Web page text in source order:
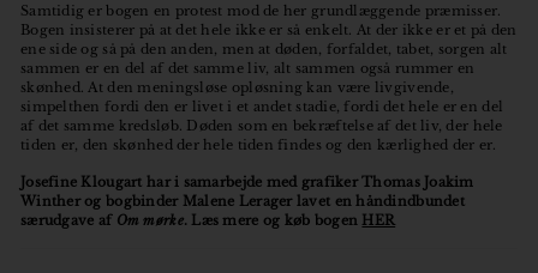
Samtidig er bogen en protest mod de her grundlæggende præmisser.
Bogen insisterer på at det hele ikke er så enkelt. At der ikke er et på den
ene side og så på den anden, men at døden, forfaldet, tabet, sorgen alt
sammen er en del af det samme liv, alt sammen også rummer en
skønhed. At den meningsløse opløsning kan være livgivende,
simpelthen fordi den er livet i et andet stadie, fordi det hele er en del
af det samme kredsløb. Døden som en bekræftelse af det liv, der hele
tiden er, den skønhed der hele tiden findes og den kærlighed der er.
Josefine Klougart har i samarbejde med grafiker Thomas Joakim
Winther og bogbinder Malene Lerager lavet en håndindbundet
særudgave af Om mørke. Læs mere og køb bogen HER